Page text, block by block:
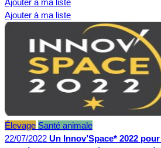
Ajouter à ma liste
Ajouter à ma liste
Élevage Santé animale
22/07/2022 Un Innov’Space* 2022